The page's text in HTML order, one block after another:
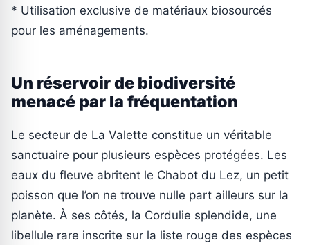
* Utilisation exclusive de matériaux biosourcés
pour les aménagements.
Un réservoir de biodiversité
menacé par la fréquentation
Le secteur de La Valette constitue un véritable
sanctuaire pour plusieurs espèces protégées. Les
eaux du fleuve abritent le Chabot du Lez, un petit
poisson que l’on ne trouve nulle part ailleurs sur la
planète. À ses côtés, la Cordulie splendide, une
libellule rare inscrite sur la liste rouge des espèces